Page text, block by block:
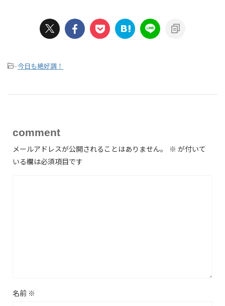
-今日も絶好調！
comment
メールアドレスが公開されることはありません。 ※ が付いて
いる欄は必須項目です
名前 ※